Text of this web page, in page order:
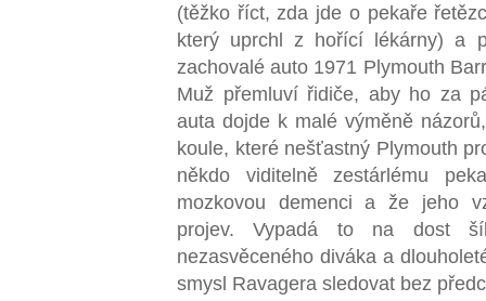
(těžko říct, zda jde o pekaře
který uprchl z hořící lékárny) a
zachovalé auto 1971 Plymouth
Muž přemluví řidiče, aby ho za
auta dojde k malé výměně
koule, které nešťastný Plymouth
někdo viditelně zestárlému
mozkovou demenci a že jeho
projev. Vypadá to na dost
nezasvěceného diváka a
smysl Ravagera sledovat bez